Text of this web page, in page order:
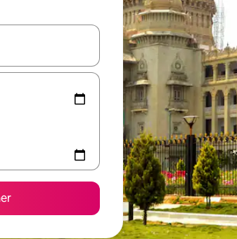
utilisez les flèches vers le haut et vers le bas